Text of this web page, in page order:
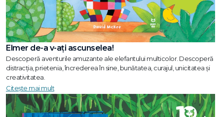
Elmer de-a v-ați ascunselea!
Descoperă aventurile amuzante ale elefantului multicolor. Descoperă
distracția, prietenia, încrederea în sine, bunătatea, curajul, unicitatea și
creativitatea.
Citește mai mult